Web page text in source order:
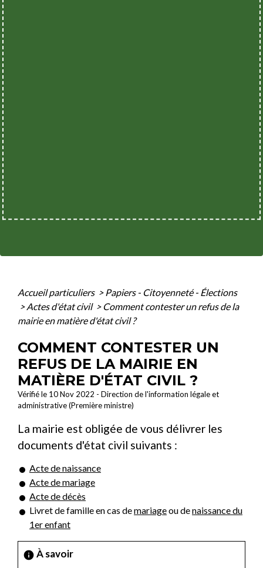
Accueil particuliers > Papiers - Citoyenneté - Élections
> Actes d'état civil > Comment contester un refus de la
mairie en matière d'état civil ?
COMMENT CONTESTER UN
REFUS DE LA MAIRIE EN
MATIÈRE D'ÉTAT CIVIL ?
Vérifié le 10 Nov 2022 - Direction de l'information légale et
administrative (Première ministre)
La mairie est obligée de vous délivrer les
documents d'état civil suivants :
Acte de naissance
Acte de mariage
Acte de décès
Livret de famille en cas demariageou denaissance du
1er enfant
info À savoir